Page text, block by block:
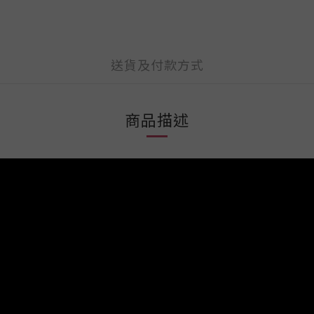
送貨及付款方式
商品描述